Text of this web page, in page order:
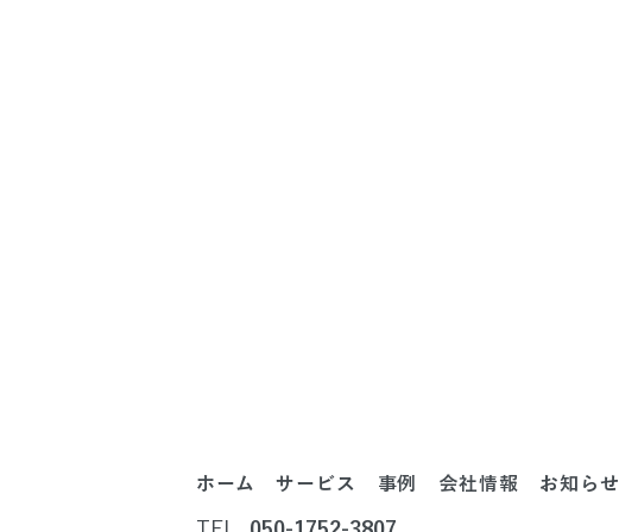
ホーム サービス 事例 会社情報 お知らせ